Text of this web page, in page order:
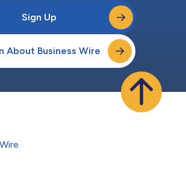
Sign Up
About Business Wire